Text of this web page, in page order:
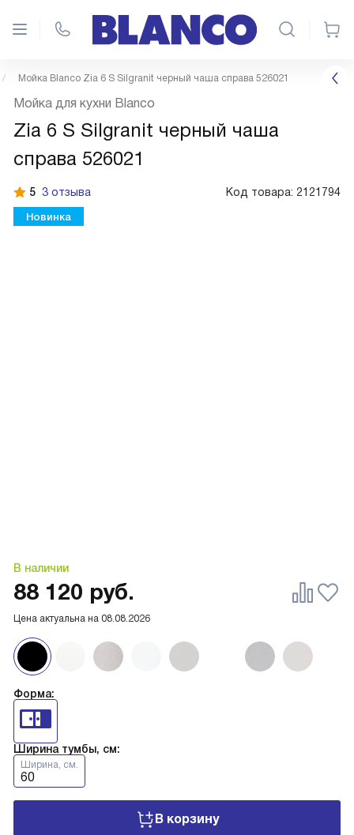
Мойка Blanco Zia 6 S Silgranit черный чаша справа 526021
5 3 отзыва Код товара: 2121794
В наличии
Новинка
Мойка для кухни Blanco
Zia 6 S Silgranit черный чаша
справа 526021
Форма:
Ширина тумбы, см:
Ширина, см.
60
Цена актуальна на 08.08.2026
88 120 руб.
В корзину